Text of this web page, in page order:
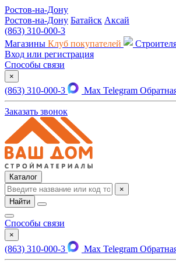
Ростов-на-Дону
Ростов-на-Дону Батайск Аксай
(863) 310-000-3
Магазины Клуб покупателей
Вход или регистрация
Способы связи
×
(863) 310-000-3 Max Telegram
Заказать звонок
Каталог
×
Найти
Способы связи
×
(863) 310-000-3 Max Telegram